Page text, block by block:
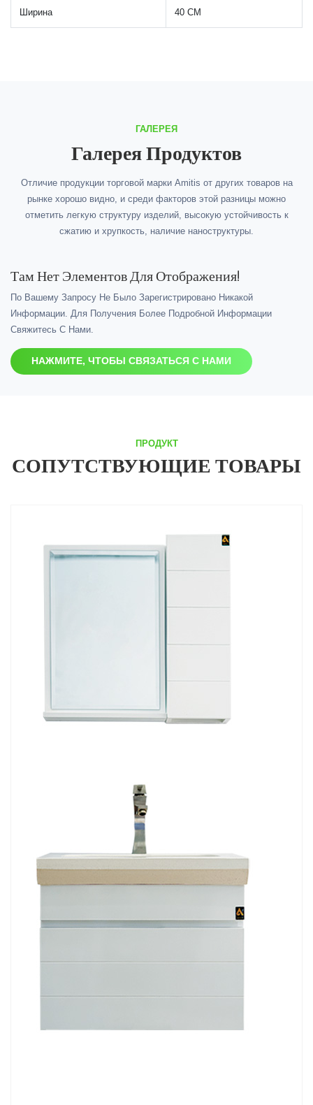
Ширина 40 СМ
ГАЛЕРЕЯ
Галерея Продуктов
Отличие продукции торговой марки Amitis от других товаров на
рынке хорошо видно, и среди факторов этой разницы можно
отметить легкую структуру изделий, высокую устойчивость к
сжатию и хрупкость, наличие наноструктуры.
Там Нет Элементов Для Отображения!
По Вашему Запросу Не Было Зарегистрировано Никакой
Информации. Для Получения Более Подробной Информации
Свяжитесь С Нами.
НАЖМИТЕ, ЧТОБЫ СВЯЗАТЬСЯ С НАМИ
ПРОДУКТ
СОПУТСТВУЮЩИЕ ТОВАРЫ